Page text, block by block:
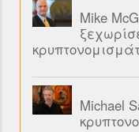
Mike
Michael